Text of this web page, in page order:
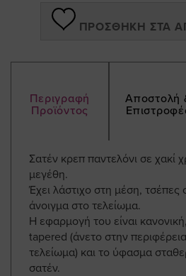
ΠΡΟΣΘΉΚΗ ΣΤΑ
Περιγραφή
Προϊόντος
Αποστολή
Σατέν κρεπ παντελόνι σε χακί
μεγέθη.
Έχει λάστιχο στη μέση, τσέπες
άνοιγμα στο τελείωμα.
Η εφαρμογή του είναι
tapered (άνετο στην
τελείωμα) και το ύφασμα
σατέν.